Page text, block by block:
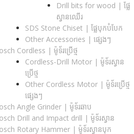
Drill bits for wood |​ ផ្លែ
ស្វានឈើរ
SDS Stone Chiset |​ ផ្លែបុកបំបែក
Other Accessories | ផ្សេងៗ
Cordless | ម៉ូទ័រប្រើថ្ម
Cordless-Drill Motor | ម៉ូទ័រស្វាន
ប្រើថ្ម
Other Cordless Motor | ម៉ូទ័រប្រើថ្ម
ផ្សេងៗ
Angle Grinder | ម៉ូទ័រឆាប
Drill and Impact drill | ម៉ូទ័រស្វាន
Rotary Hammer | ម៉ូទ័រស្វានបុក